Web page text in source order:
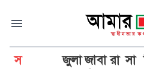
স
জুলা জাবা রা সা